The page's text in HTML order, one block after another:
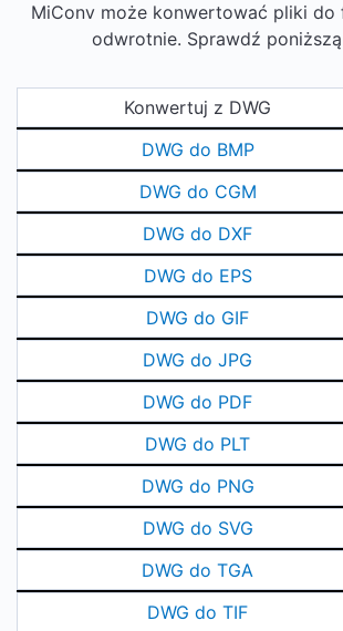
MiConv może konwertować pliki do
odwrotnie. Sprawdź
Konwertuj z DWG
DWG do BMP
DWG do CGM
DWG do DXF
DWG do EPS
DWG do GIF
DWG do JPG
DWG do PDF
DWG do PLT
DWG do PNG
DWG do SVG
DWG do TGA
DWG do TIF